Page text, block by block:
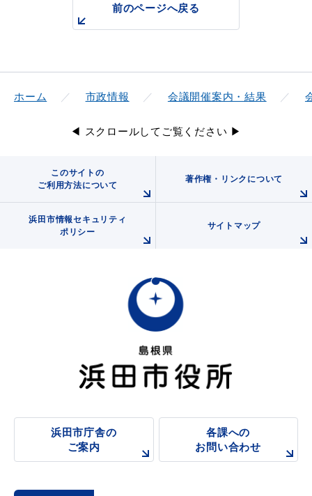
前のページへ戻る
ホーム 市政情報 会議開催案内・結果
◀ スクロールしてご覧ください ▶
このサイトの
ご利用方法について
著作権・リンクについて
浜田市情報セキュリティ
ポリシー
サイトマップ
浜田市庁舎の
ご案内
各課への
お問い合わせ